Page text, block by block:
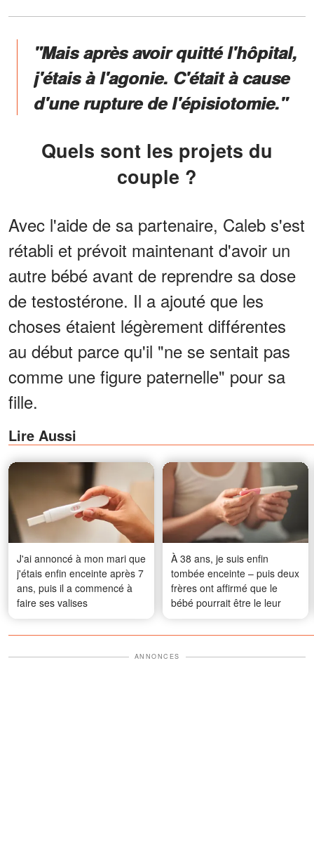
"Mais après avoir quitté l'hôpital,
j'étais à l'agonie. C'était à cause
d'une rupture de l'épisiotomie."
Quels sont les projets du
couple ?
Avec l'aide de sa partenaire, Caleb s'est
rétabli et prévoit maintenant d'avoir un
autre bébé avant de reprendre sa dose
de testostérone. Il a ajouté que les
choses étaient légèrement différentes
au début parce qu'il "ne se sentait pas
comme une figure paternelle" pour sa
fille.
Lire Aussi
J'ai annoncé à mon mari que
j'étais enfin enceinte après 7
ans, puis il a commencé à
faire ses valises
À 38 ans, je suis enfin
tombée enceinte – puis deux
frères ont affirmé que le
bébé pourrait être le leur
ANNONCES